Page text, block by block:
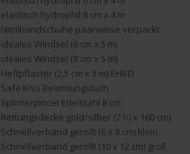
hydrophil 8 cm x 4 m
Nitrilhandschuhe paarweise verpackt
Windsel (6 cm x 5 m)
Windsel (8 cm x 5 m)
(2,5 cm x 5 m) EHBO
Safe Kiss Beatmungstuch
Edelstahl 8 cm
gold/silber (210 x 160 cm)
gerollt (6 x 8 cm) klein
gerollt (10 x 12 cm) groß